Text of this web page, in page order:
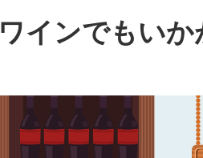
ワインでもいか